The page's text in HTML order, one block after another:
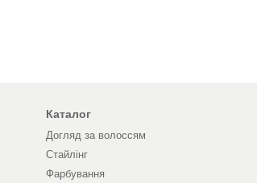
Каталог
Догляд за волоссям
Стайлінг
Фарбування